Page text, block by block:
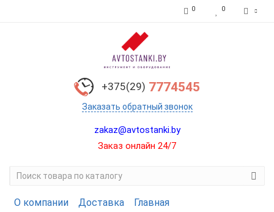
0 0
+375(29) 7774545
Заказать обратный звонок
zakaz@avtostanki.by
Заказ онлайн 24/7
О компании Доставка Главная